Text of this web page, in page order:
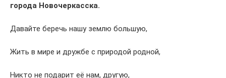
города Новочеркасска.
Давайте беречь нашу землю большую,
Жить в мире и дружбе с природой родной,
Никто не подарит её нам, другую,